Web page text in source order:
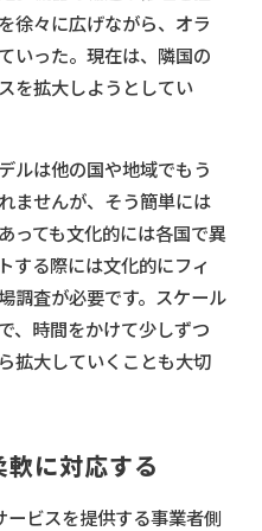
徐々に広げながら、オラ
いった。現在は、隣国の
を拡大しようとしてい
ルは他の国や地域でもう
ませんが、そう簡単には
っても文化的には各国で異
する際には文化的にフィ
調査が必要です。スケール
、時間をかけて少しずつ
拡大していくことも大切
に対応する
ビスを提供する事業者側